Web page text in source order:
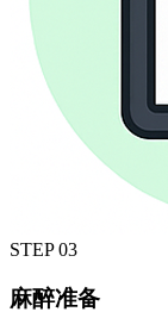
STEP03
麻醉准备